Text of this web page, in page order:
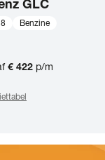
GLC
Benzine
€ 422 p/m